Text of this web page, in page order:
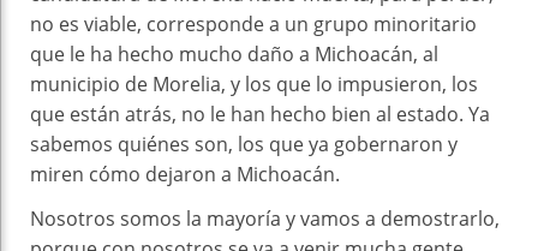
no es viable, corresponde a un grupo minoritario
que le ha hecho mucho daño a Michoacán, al
municipio de Morelia, y los que lo impusieron, los
que están atrás, no le han hecho bien al estado. Ya
sabemos quiénes son, los que ya gobernaron y
miren cómo dejaron a Michoacán.
Nosotros somos la mayoría y vamos a demostrarlo,